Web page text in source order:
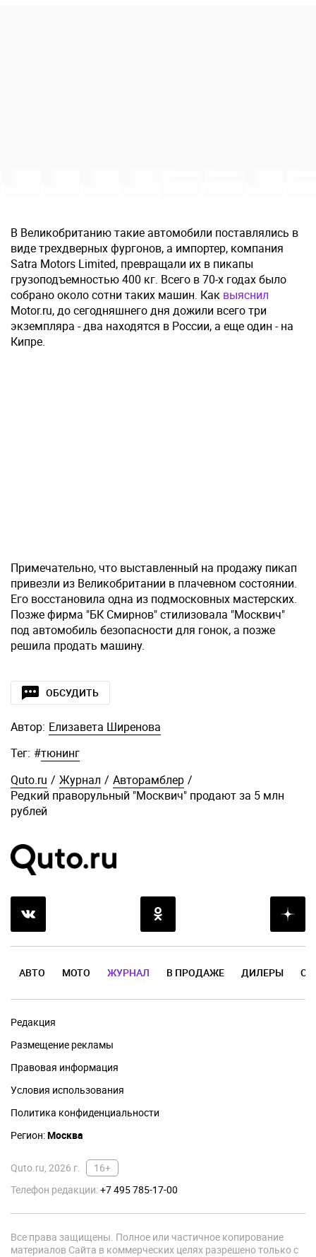
В Великобританию такие автомобили поставлялись в
виде трехдверных фургонов, а импортер, компания
Satra Motors Limited, превращали их в пикапы
грузоподъемностью 400 кг. Всего в 70-х годах было
собрано около сотни таких машин. Как выяснил
Motor.ru, до сегодняшнего дня дожили всего три
экземпляра - два находятся в России, а еще один - на
Кипре.
Примечательно, что выставленный на продажу пикап
привезли из Великобритании в плачевном состоянии.
Его восстановила одна из подмосковных мастерских.
Позже фирма "БК Смирнов" стилизовала "Москвич"
под автомобиль безопасности для гонок, а позже
решила продать машину.
ОБСУДИТЬ
Автор: Елизавета Ширенова
Тег: #тюнинг
Quto.ru / Журнал / Авторамблер /
Редкий праворульный "Москвич" продают за 5 млн
рублей
АВТО МОТО ЖУРНАЛ В ПРОДАЖЕ ДИЛЕРЫ
Редакция
Размещение рекламы
Правовая информация
Условия использования
Политика конфиденциальности
Регион:Москва
Quto.ru, 2026 г.
16+
Телефон редакции:+7 495 785-17-00
Все права защищены. Полное или частичное копирование
материалов Сайта в коммерческих целях разрешено только с